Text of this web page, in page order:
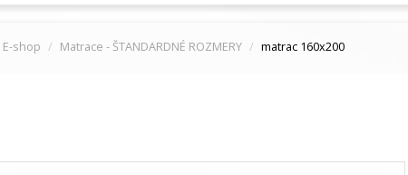
E-shop Matrace - ŠTANDARDNÉ ROZMERY matrac 160x200